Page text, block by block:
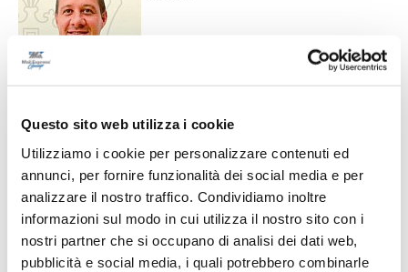
Questo sito web utilizza i cookie
Utilizziamo i cookie per personalizzare contenuti ed
annunci, per fornire funzionalità dei social media e per
analizzare il nostro traffico. Condividiamo inoltre
informazioni sul modo in cui utilizza il nostro sito con i
nostri partner che si occupano di analisi dei dati web,
pubblicità e social media, i quali potrebbero combinarle
SC SERVIGLIANO. Dal mercato ecco un
SERVIGLIANO. Si muove sul mercato la SC
Servigliano che prenderà parte al prossimo
campionato di Terza categoria. Negli ultimi giorni
il DS Mirco Settimi ha messo a segno due colpi di
rilievo, in grado senz’altro di rafforzare la squadra.
27/07/2026
PORTO SANT'ELPIDIO. Del Gatto: "Per me è